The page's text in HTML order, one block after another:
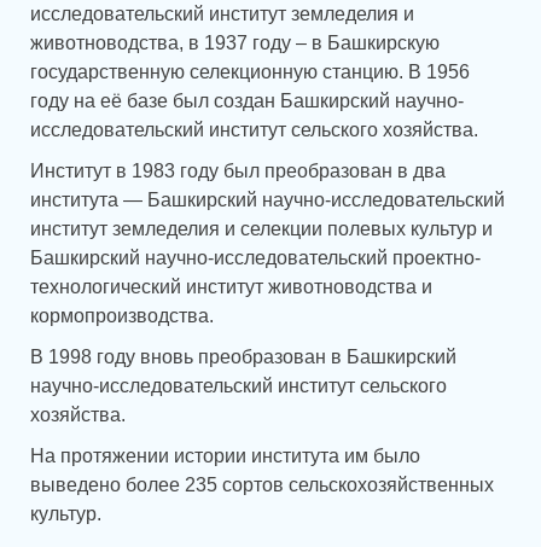
исследовательский институт земледелия и
животноводства, в 1937 году – в Башкирскую
государственную селекционную станцию. В 1956
году на её базе был создан Башкирский научно-
исследовательский институт сельского хозяйства.
Институт в 1983 году был преобразован в два
института — Башкирский научно-исследовательский
институт земледелия и селекции полевых культур и
Башкирский научно-исследовательский проектно-
технологический институт животноводства и
кормопроизводства.
В 1998 году вновь преобразован в Башкирский
научно-исследовательский институт сельского
хозяйства.
На протяжении истории института им было
выведено более 235 сортов сельскохозяйственных
культур.